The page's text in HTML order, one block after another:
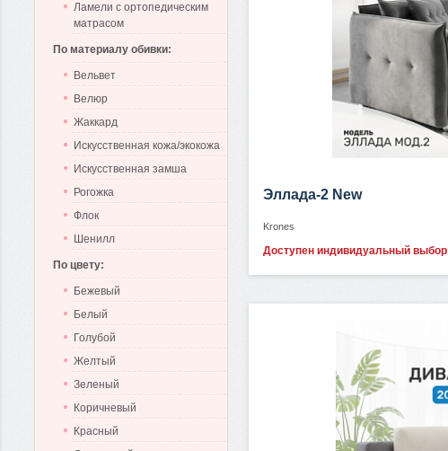
Эллада-2 New
Krones
Доступен индивидуальный выбор
Ламели с ортопедическим
матрасом
По материалу обивки:
Вельвет
Велюр
Жаккард
Искусственная кожа/экокожа
Искусственная замша
Рогожка
Флок
Шенилл
По цвету:
Бежевый
Белый
Голубой
Желтый
Зеленый
Коричневый
Красный